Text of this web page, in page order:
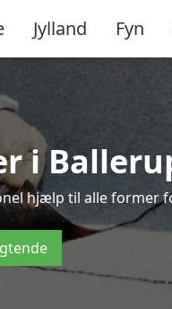
Jylland Fyn
i
hjælp til alle former